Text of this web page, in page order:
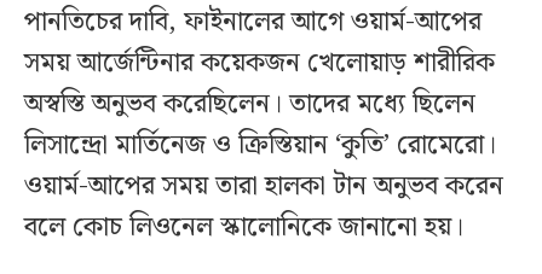
পানতিচের দাবি, ফাইনালের আগে ওয়ার্ম-আপের
সময় আর্জেন্টিনার কয়েকজন খেলোয়াড় শারীরিক
অস্বস্তি অনুভব করেছিলেন। তাদের মধ্যে ছিলেন
লিসান্দ্রো মার্তিনেজ ও ক্রিস্তিয়ান ‘কুতি’ রোমেরো।
ওয়ার্ম-আপের সময় তারা হালকা টান অনুভব করেন
বলে কোচ লিওনেল স্কালোনিকে জানানো হয়।